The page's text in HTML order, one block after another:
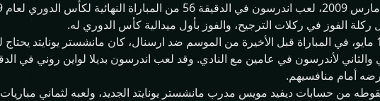
ركلة الفوز في ركلات الترجيح، والفوز بأول ميدالية كأس الدوري له.
في 18 مايو، في المباراة قبل الأخيرة من الموسم ضد ارسنال، كان مانشستر يونايتد
والثاني لأندرسون في عامين مع النادي. وقد لعب اندرسون بديلا لواين روني في
أمام منافسيهم.